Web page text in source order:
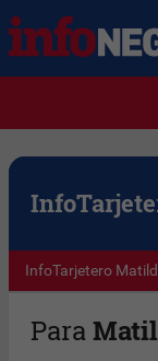
Info
InfoTarjetero
Para